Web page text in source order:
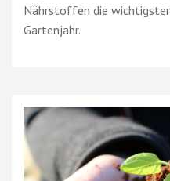
Nährstoffen die
Gartenjahr.